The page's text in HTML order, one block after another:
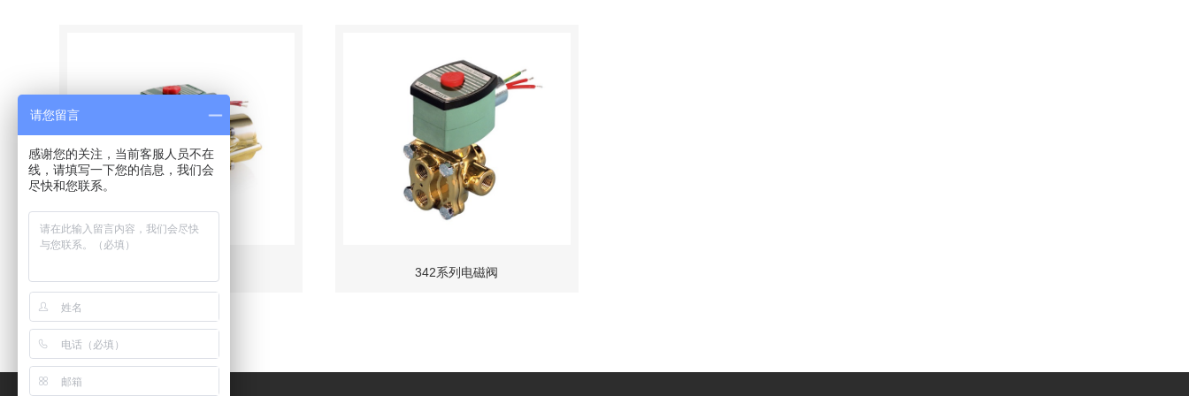
342系列电磁阀
请您留言
感谢您的关注，当前客服人员不在
线，请填写一下您的信息，我们会
尽快和您联系。